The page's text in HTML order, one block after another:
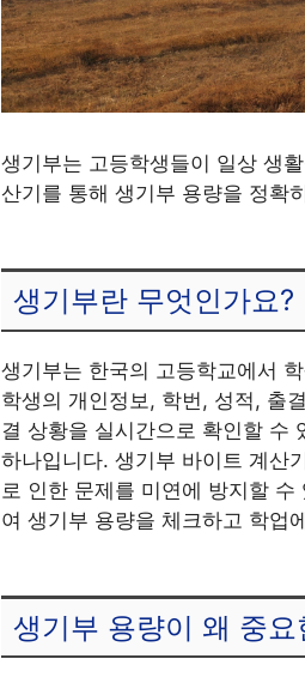
생기부는 고등학생들이 일상 생
산기를 통해 생기부 용량을 정확
생기부란 무엇인가요?
생기부는 한국의 고등학교에서
학생의 개인정보, 학번, 성적, 출
결 상황을 실시간으로 확인할 수
하나입니다. 생기부 바이트 계산
로 인한 문제를 미연에 방지할
여 생기부 용량을 체크하고 학업
생기부 용량이 왜 중요